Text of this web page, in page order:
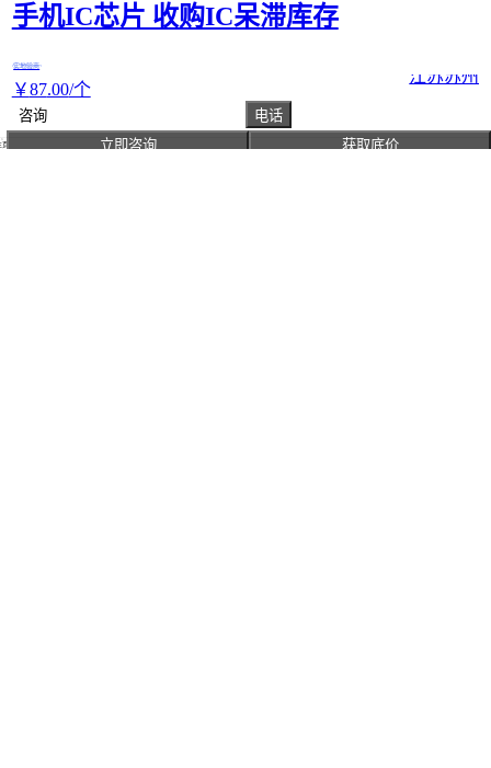
手机IC芯片 收购IC呆滞库存
实地验商
￥87.00/个
江苏苏州
咨询 电话
页 立即咨询 获取底价